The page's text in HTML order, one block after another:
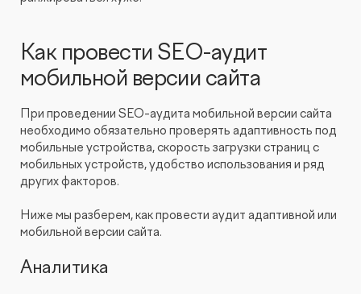
Как провести SEO-аудит
мобильной версии сайта
При проведении SEO-аудита мобильной версии сайта
необходимо обязательно проверять адаптивность под
мобильные устройства, скорость загрузки страниц с
мобильных устройств, удобство использования и ряд
других факторов.
Ниже мы разберем, как провести аудит адаптивной или
мобильной версии сайта.
Аналитика